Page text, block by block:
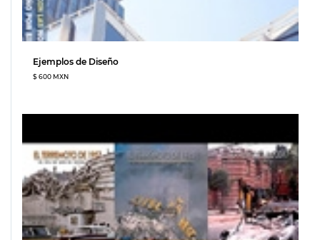
Ejemplos de Diseño
$ 600 MXN